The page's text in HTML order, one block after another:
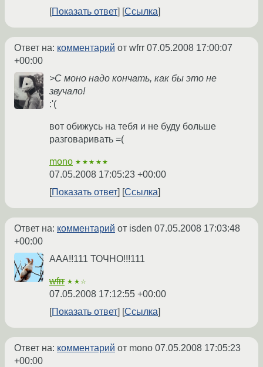
Показать ответ
Ссылка
Ответ на: комментарий от wfrr 07.05.2008 17:00:07
+00:00
>С моно надо кончать, как бы это не
звучало!
:'(
вот обижусь на тебя и не буду больше
разговаривать =(
mono ★★★★★
07.05.2008 17:05:23 +00:00
Показать ответ
Ссылка
Ответ на: комментарий от isden 07.05.2008 17:03:48
+00:00
ААА!!111 ТОЧНО!!!111
wfrr ★★☆
07.05.2008 17:12:55 +00:00
Показать ответ
Ссылка
Ответ на: комментарий от mono 07.05.2008 17:05:23
+00:00